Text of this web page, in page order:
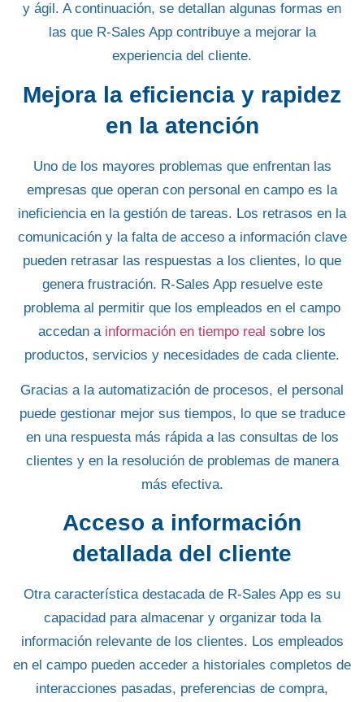
y ágil. A continuación, se detallan algunas formas en
las que R-Sales Appcontribuye a mejorar la
experiencia del cliente.
Mejora la eficiencia y rapidez
en la atención
Uno de los mayores problemas que enfrentan las
empresas que operan con personal en campo es la
ineficiencia en la gestión de tareas. Los retrasos en la
comunicación y la falta de acceso a información clave
pueden retrasar las respuestas a los clientes, lo que
genera frustración. R-Sales App resuelve este
problema al permitir que los empleados en el campo
accedan a información en tiempo real sobre los
productos, servicios y necesidades de cada cliente.
Gracias a laautomatización de procesos, el personal
puede gestionar mejor sus tiempos, lo que se traduce
en una respuesta más rápida a las consultas de los
clientes y en la resolución de problemas de manera
más efectiva.
Acceso a información
detallada del cliente
Otra característica destacada de R-Sales App es su
capacidad para almacenar y organizar toda la
información relevante de los clientes. Los empleados
en el campo pueden acceder a historiales completos de
interacciones pasadas, preferencias de compra,